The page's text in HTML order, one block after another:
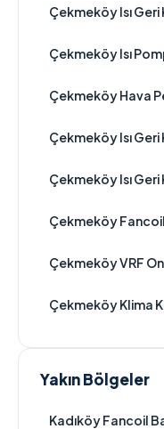
Çekmeköy Isı Geri
Çekmeköy Isı
Çekmeköy Hava
Çekmeköy Isı Geri
Çekmeköy Isı Geri
Çekmeköy Fancoil
Çekmeköy VRF
Çekmeköy Klima
Yakın Bölgeler
Kadıköy Fancoil